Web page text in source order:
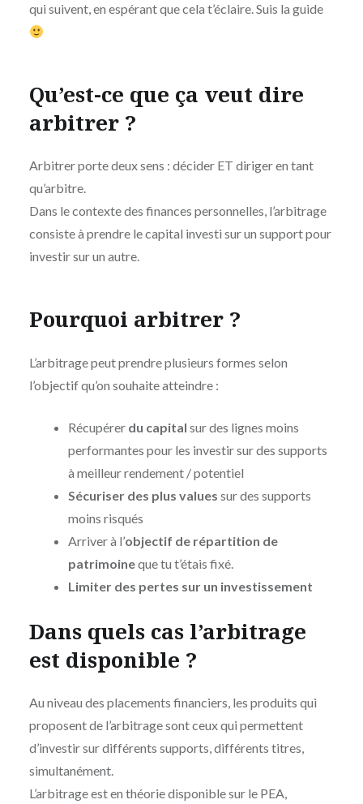
qui suivent, en espérant que cela t’éclaire. Suis la guide
Qu’est-ce que ça veut dire
arbitrer ?
Arbitrer porte deux sens : décider ET diriger en tant
qu’arbitre.
Dans le contexte des finances personnelles, l’arbitrage
consiste à prendre le capital investi sur un support pour
investir sur un autre.
Pourquoi arbitrer ?
L’arbitrage peut prendre plusieurs formes selon
l’objectif qu’on souhaite atteindre :
Récupérerdu capital sur des lignes moins
performantes pour les investir sur des supports
à meilleur rendement / potentiel
Sécuriser des plus values sur des supports
moins risqués
Arriver à l’objectif de répartition de
patrimoineque tu t’étais fixé.
Limiter des pertes sur un investissement
Dans quels cas l’arbitrage
est disponible ?
Au niveau des placements financiers, les produits qui
proposent de l’arbitrage sont ceux qui permettent
d’investir sur différents supports, différents titres,
simultanément.
L’arbitrage est en théorie disponible sur le PEA,